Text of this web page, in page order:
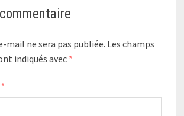
mail ne sera pas publiée. Les champs
indiqués avec *
*